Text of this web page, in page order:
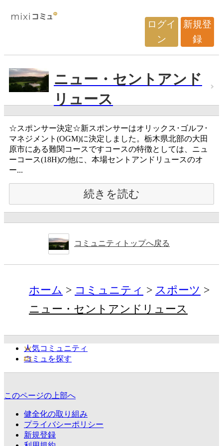
ログイ
ン
新規登
録
ニュー・セントアンド
リュース
☆スポンサー決定☆新スポンサーはオリックス･ゴルフ･
マネジメント(OGM)に決定しました。栃木県北部の大田
原市にある難関コースですコースの特徴としては、ニュ
ーコース(18H)の他に、本場セントアンドリュースのオ
ー...
続きを読む
コミュニティトップへ戻る
ホーム コミュニティ
スポーツ
ニュー・セントアンドリュース
人気コミュニティ
コミュを探す
このページの上部へ
健全化の取り組み
プライバシーポリシー
新規登録